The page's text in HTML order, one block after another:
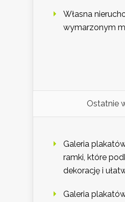
Własna
wymarzonym
Ostatnie
Galeria
ramki, które
dekorację i
Galeria